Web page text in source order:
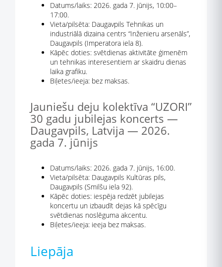
Datums/laiks: 2026. gada 7. jūnijs, 10:00–
17:00.
Vieta/pilsēta: Daugavpils Tehnikas un
industriālā dizaina centrs “Inženieru arsenāls”,
Daugavpils (Imperatora iela 8).
Kāpēc doties: svētdienas aktivitāte ģimenēm
un tehnikas interesentiem ar skaidru dienas
laika grafiku.
Biļetes/ieeja: bez maksas.
Jauniešu deju kolektīva “UZORI”
30 gadu jubilejas koncerts —
Daugavpils, Latvija — 2026.
gada 7. jūnijs
Datums/laiks: 2026. gada 7. jūnijs, 16:00.
Vieta/pilsēta: Daugavpils Kultūras pils,
Daugavpils (Smilšu iela 92).
Kāpēc doties: iespēja redzēt jubilejas
koncertu un izbaudīt dejas kā spēcīgu
svētdienas noslēguma akcentu.
Biļetes/ieeja: ieeja bez maksas.
Liepāja